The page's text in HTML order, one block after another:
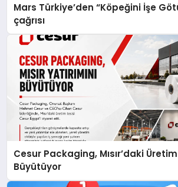
Mars Türkiye’den “Köpeğini İşe
çağrısı
Cesur Packaging, Mısır’daki
Büyütüyor